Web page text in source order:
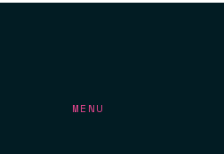
MENU